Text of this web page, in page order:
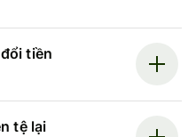
tiền
tệ lại